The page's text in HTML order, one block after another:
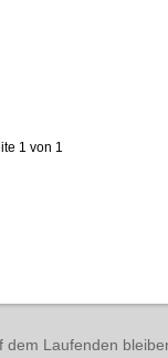
1 von 1
dem Laufenden